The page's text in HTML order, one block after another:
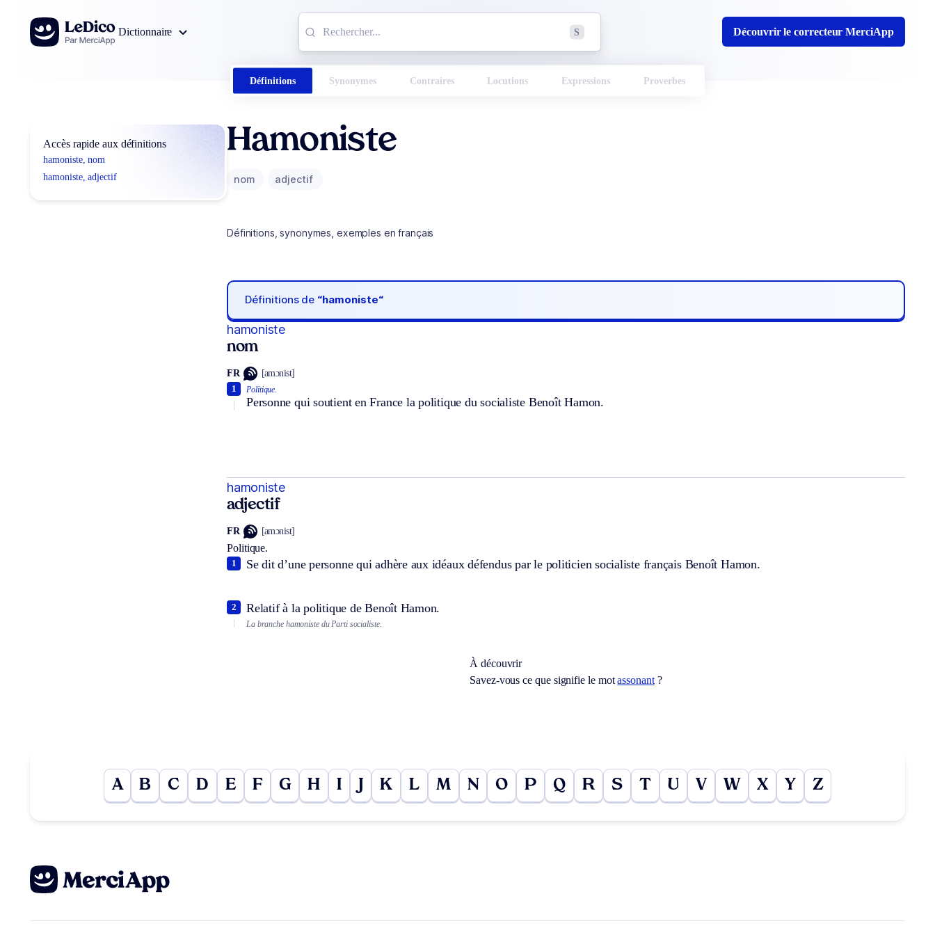
Aller au contenu
Dictionnaire
S Découvrir le correcteur MerciApp
Définitions Synonymes Contraires Locutions Expressions Proverbes
Accès rapide aux définitions
hamoniste, nom
hamoniste, adjectif
Hamoniste
nom adjectif
Définitions, synonymes, exemples en français
Définitions de “hamoniste“
hamoniste
nom
FR [amɔnist]
Politique.
Personne qui soutient en France la politique du socialiste Benoît Hamon.
1
hamoniste
adjectif
FR [amɔnist]
Politique.
Se dit d’une personne qui adhère aux idéaux défendus par le politicien socialiste français Benoît Hamon.
1
Relatif à la politique de Benoît Hamon.
2
La branche hamoniste du Parti socialiste.
À découvrir
Savez-vous ce que signifie le motassonant?
A B C D E F G H I J K L M N O P Q R S T U V W X Y Z